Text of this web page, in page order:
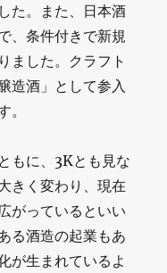
た。また、日本酒
、条件付きで新規
ました。クラフト
造酒」として参入
。
もに、3Kとも見な
きく変わり、現在
がっているといい
る酒造の起業もあ
が生まれているよ